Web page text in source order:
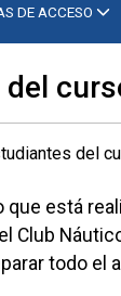
DE ACCESO
que está
Club
todo el